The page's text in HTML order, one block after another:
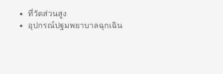
ที่วัดส่วนสูง
อุปกรณ์ปฐมพยาบาลฉุกเฉิน